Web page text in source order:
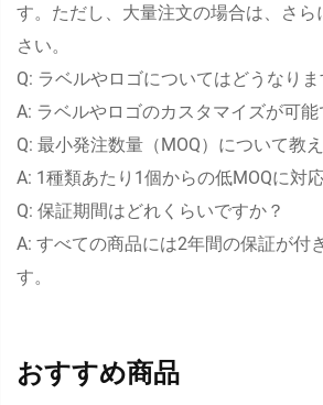
す。ただし、大量注文の場合は、さ
さい。
Q: ラベルやロゴについてはどうなりま
A: ラベルやロゴのカスタマイズが可能
Q: 最小発注数量（MOQ）について教
A: 1種類あたり1個からの低MOQに対応
Q: 保証期間はどれくらいですか？
A: すべての商品には2年間の保証が付
す。
おすすめ商品